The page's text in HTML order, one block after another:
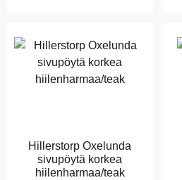
Hillerstorp Oxelunda
sivupöytä korkea
hiilenharmaa/teak